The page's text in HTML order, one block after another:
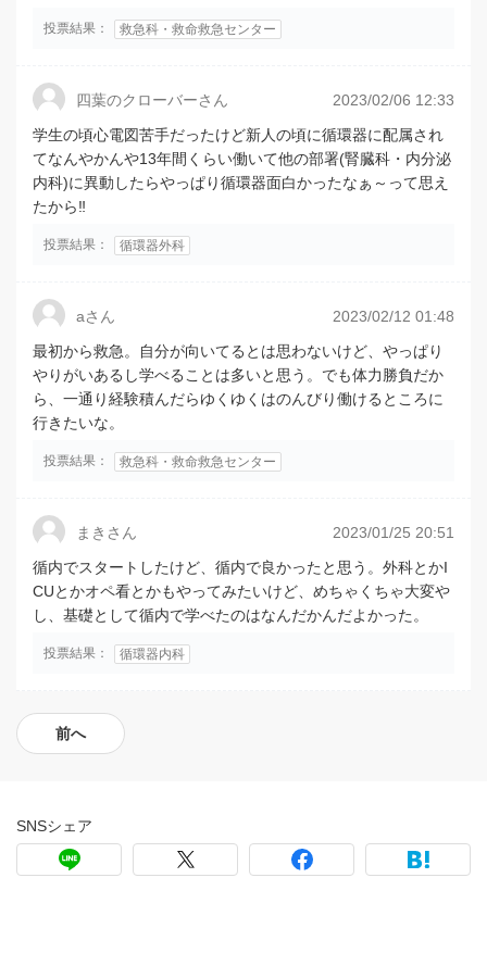
投票結果： 救急科・救命救急センター
四葉のクローバーさん
2023/02/06 12:33
学生の頃心電図苦手だったけど新人の頃に循環器に配属され
てなんやかんや13年間くらい働いて他の部署(腎臓科・内分泌
内科)に異動したらやっぱり循環器面白かったなぁ～って思え
たから‼️
投票結果： 循環器外科
aさん
2023/02/12 01:48
最初から救急。自分が向いてるとは思わないけど、やっぱり
やりがいあるし学べることは多いと思う。でも体力勝負だか
ら、一通り経験積んだらゆくゆくはのんびり働けるところに
行きたいな。
投票結果： 救急科・救命救急センター
まきさん
2023/01/25 20:51
循内でスタートしたけど、循内で良かったと思う。外科とかI
CUとかオペ看とかもやってみたいけど、めちゃくちゃ大変や
し、基礎として循内で学べたのはなんだかんだよかった。
投票結果： 循環器内科
前へ
SNSシェア